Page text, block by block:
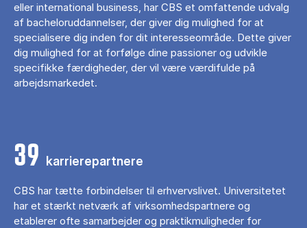
eller international business, har CBS et omfattende udvalg
af bacheloruddannelser, der giver dig mulighed for at
specialisere dig inden for dit interesseområde. Dette giver
dig mulighed for at forfølge dine passioner og udvikle
specifikke færdigheder, der vil være værdifulde på
arbejdsmarkedet.
39 karrierepartnere
CBS har tætte forbindelser til erhvervslivet. Universitetet
har et stærkt netværk af virksomhedspartnere og
etablerer ofte samarbejder og praktikmuligheder for